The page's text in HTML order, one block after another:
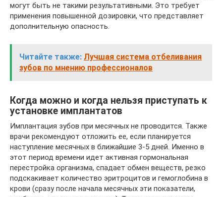
могут быть не такими результативными. Это требует
применения повышенной дозировки, что представляет
дополнительную опасность.
Читайте также: Лучшая система отбеливания
зубов по мнению профессионалов
Когда можно и когда нельзя приступать к
установке имплантатов
Имплантация зубов при месячных не проводится. Также
врачи рекомендуют отложить ее, если планируется
наступление месячных в ближайшие 3-5 дней. Именно в
этот период времени идет активная гормональная
перестройка организма, спадает обмен веществ, резко
подскакивает количество эритроцитов и гемоглобина в
крови (сразу после начала месячных эти показатели,